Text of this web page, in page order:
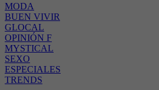
MODA
BUEN VIVIR
GLOCAL
OPINIÓN F
MYSTICAL
SEXO
ESPECIALES
TRENDS